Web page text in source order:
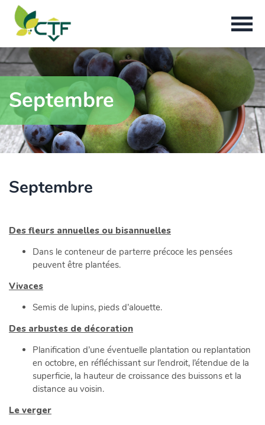
Septembre
Septembre
Des fleurs annuelles ou bisannuelles
Dans le conteneur de parterre précoce les pensées
peuvent être plantées.
Vivaces
Semis de lupins, pieds d’alouette.
Des arbustes de décoration
Planification d’une éventuelle plantation ou replantation
en octobre, en réfléchissant sur l’endroit, l’étendue de la
superficie, la hauteur de croissance des buissons et la
distance au voisin.
Le verger